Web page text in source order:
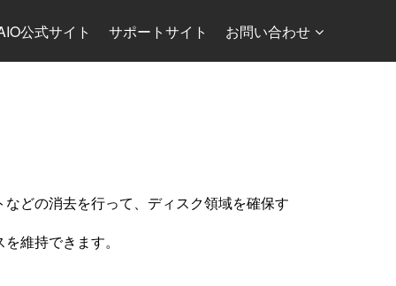
公式サイト サポートサイト お問い合わせ
どの消去を行って、ディスク領域を確保す
維持できます。